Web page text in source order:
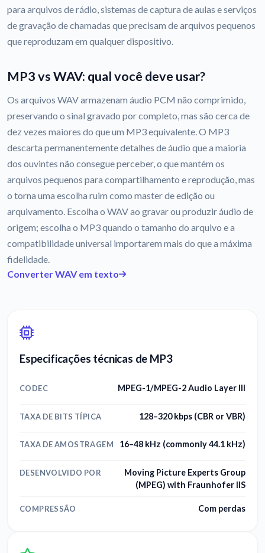
para arquivos de rádio, sistemas de captura de aulas e serviços
de gravação de chamadas que precisam de arquivos pequenos
que reproduzam em qualquer dispositivo.
MP3 vs WAV: qual você deve usar?
Os arquivos WAV armazenam áudio PCM não comprimido,
preservando o sinal gravado por completo, mas são cerca de
dez vezes maiores do que um MP3 equivalente. O MP3
descarta permanentemente detalhes de áudio que a maioria
dos ouvintes não consegue perceber, o que mantém os
arquivos pequenos para compartilhamento e reprodução, mas
o torna uma escolha ruim como master de edição ou
arquivamento. Escolha o WAV ao gravar ou produzir áudio de
origem; escolha o MP3 quando o tamanho do arquivo e a
compatibilidade universal importarem mais do que a máxima
fidelidade.
Converter WAV em texto
Especificações técnicas de MP3
CODEC MPEG-1/MPEG-2 Audio Layer III
TAXA DE BITS TÍPICA 128–320 kbps (CBR or VBR)
TAXA DE AMOSTRAGEM 16–48 kHz (commonly 44.1 kHz)
DESENVOLVIDO POR
Moving Picture Experts Group
(MPEG) with Fraunhofer IIS
COMPRESSÃO Com perdas